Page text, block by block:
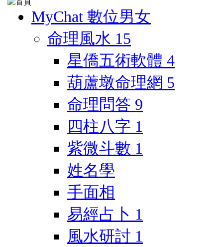
MyChat 數位男女
命理風水 15
星僑五術軟體 4
葫蘆墩命理網 5
命理問答 9
四柱八字 1
紫微斗數 1
姓名學
手面相
易經占卜 1
風水研討 1